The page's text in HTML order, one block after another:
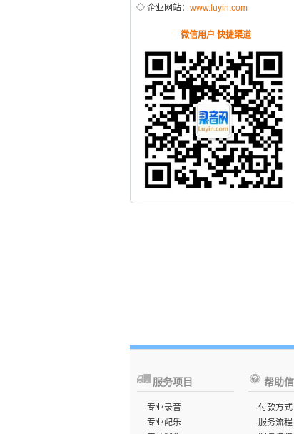
◇ 企业网站： www.luyin.com
微信用户 快捷渠道
服务项目
·专业录音
·专业配乐
帮助
·付款方式
·服务流程